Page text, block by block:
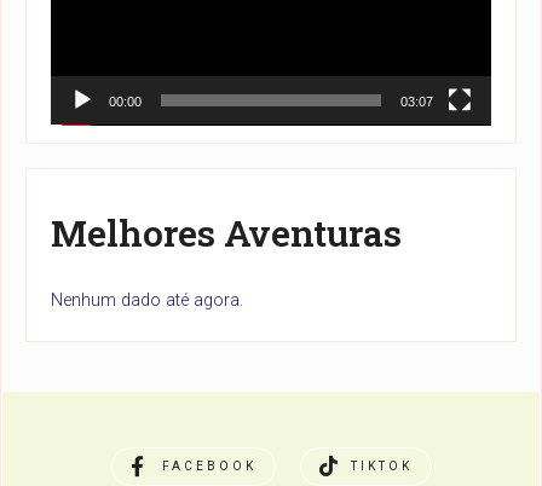
00:00 03:07
Melhores Aventuras
Nenhum dado até agora.
FACEBOOK TIKTOK